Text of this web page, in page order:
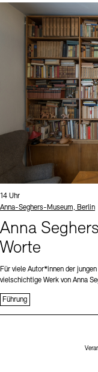
Uhrzeit:
14 Uhr
Standort
Anna-Seghers-Museum, Berlin
Anna
Worte
Für viele Autor*innen der
vielschichtige Werk von Anna
Führung